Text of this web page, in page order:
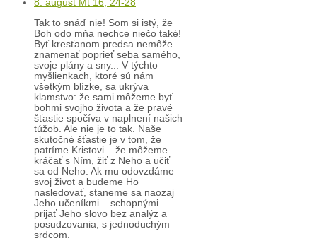
8. august Mt 16, 24-28
Tak to snáď nie! Som si istý, že
Boh odo mňa nechce niečo také!
Byť kresťanom predsa nemôže
znamenať poprieť seba samého,
svoje plány a sny... V týchto
myšlienkach, ktoré sú nám
všetkým blízke, sa ukrýva
klamstvo: že sami môžeme byť
bohmi svojho života a že pravé
šťastie spočíva v naplnení našich
túžob. Ale nie je to tak. Naše
skutočné šťastie je v tom, že
patríme Kristovi – že môžeme
kráčať s Ním, žiť z Neho a učiť
sa od Neho. Ak mu odovzdáme
svoj život a budeme Ho
nasledovať, staneme sa naozaj
Jeho učeníkmi – schopnými
prijať Jeho slovo bez analýz a
posudzovania, s jednoduchým
srdcom.